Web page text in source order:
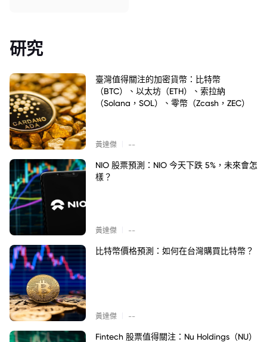
研究
臺灣值得關注的加密貨幣：比特幣
（BTC）、以太坊（ETH）、索拉納
（Solana，SOL）、零幣（Zcash，ZEC）
黃達傑 --
NIO 股票預測：NIO 今天下跌 5%，未來會怎
樣？
黃達傑 --
比特幣價格預測：如何在台灣購買比特幣？
黃達傑 --
Fintech 股票值得關注：Nu Holdings（NU）